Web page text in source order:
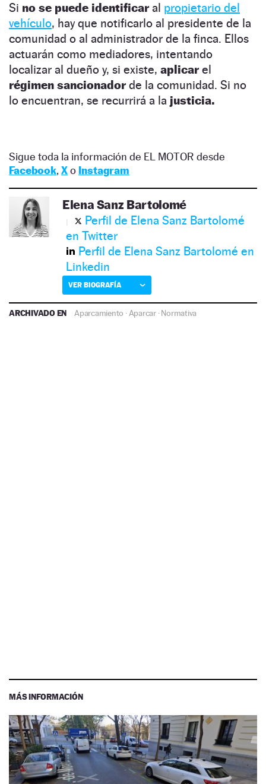
Si no se puede identificaral propietario del
vehículo, hay que notificarlo al presidente de la
comunidad o al administrador de la finca. Ellos
actuarán como mediadores, intentando
localizar al dueño y, si existe, aplicarel
régimen sancionadorde la comunidad. Si no
lo encuentran, se recurrirá a la justicia.
Sigue toda la información de EL MOTOR desde
Facebook, Xo Instagram
Elena Sanz Bartolomé
Perfil de Elena Sanz Bartolomé
en Twitter
Perfil de Elena Sanz Bartolomé en
Linkedin
VER BIOGRAFÍA
ARCHIVADO EN Aparcamiento ·Aparcar·Normativa
MÁS INFORMACIÓN